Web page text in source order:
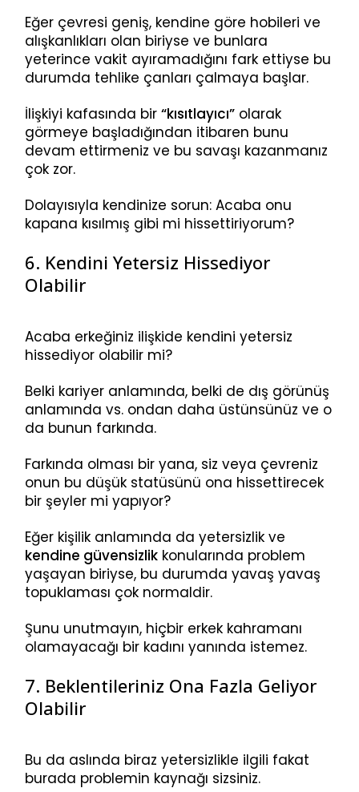
Eğer çevresi geniş, kendine göre hobileri ve
alışkanlıkları olan biriyse ve bunlara
yeterince vakit ayıramadığını fark ettiyse bu
durumda tehlike çanları çalmaya başlar.
İlişkiyi kafasında bir “kısıtlayıcı” olarak
görmeye başladığından itibaren bunu
devam ettirmeniz ve bu savaşı kazanmanız
çok zor.
Dolayısıyla kendinize sorun: Acaba onu
kapana kısılmış gibi mi hissettiriyorum?
6. Kendini Yetersiz Hissediyor
Olabilir
Acaba erkeğiniz ilişkide kendini yetersiz
hissediyor olabilir mi?
Belki kariyer anlamında, belki de dış görünüş
anlamında vs. ondan daha üstünsünüz ve o
da bunun farkında.
Farkında olması bir yana, siz veya çevreniz
onun bu düşük statüsünü ona hissettirecek
bir şeyler mi yapıyor?
Eğer kişilik anlamında da yetersizlik ve
kendine güvensizlik konularında problem
yaşayan biriyse, bu durumda yavaş yavaş
topuklaması çok normaldir.
Şunu unutmayın, hiçbir erkek kahramanı
olamayacağı bir kadını yanında istemez.
7. Beklentileriniz Ona Fazla Geliyor
Olabilir
Bu da aslında biraz yetersizlikle ilgili fakat
burada problemin kaynağı sizsiniz.